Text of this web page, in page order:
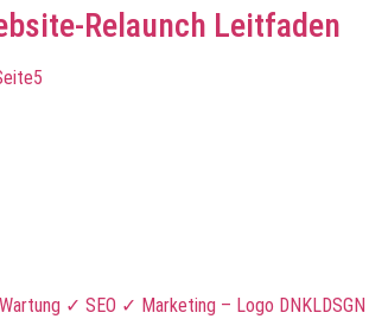
Relaunch Leitfaden
5